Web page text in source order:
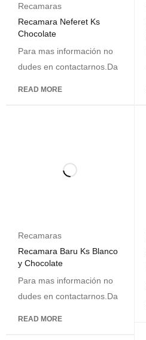
Recamaras
Recamara Neferet Ks
Chocolate
Para mas información no
dudes en contactarnos.Da
READ MORE
Recamaras
Recamara Baru Ks Blanco
y Chocolate
Para mas información no
dudes en contactarnos.Da
READ MORE